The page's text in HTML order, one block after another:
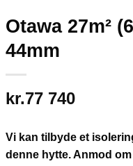
Otawa 27m²
44mm
kr.77 740
Vi kan tilbyde et
denne hytte. Anmod